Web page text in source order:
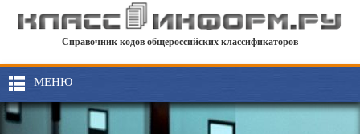
Справочник кодов общероссийских классификаторов
МЕНЮ